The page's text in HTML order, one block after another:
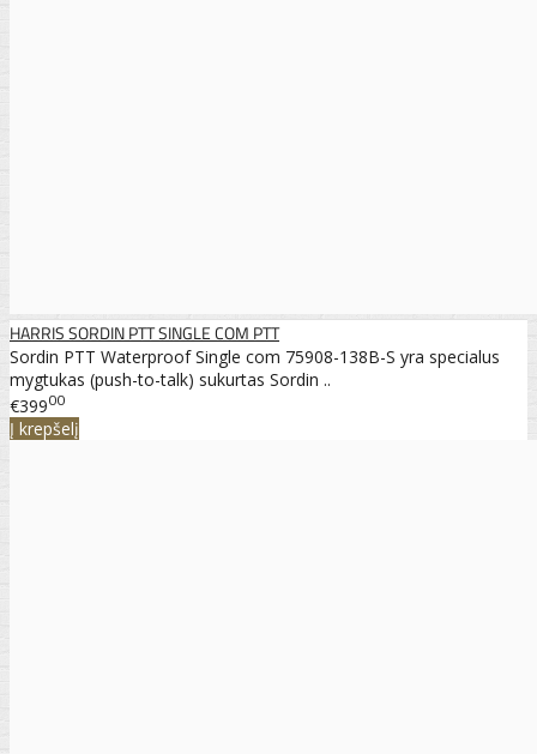
HARRIS SORDIN PTT SINGLE COM PTT
Sordin PTT Waterproof Single com 75908-138B-S yra specialus
mygtukas (push-to-talk) sukurtas Sordin ..
€39900
Į krepšelį